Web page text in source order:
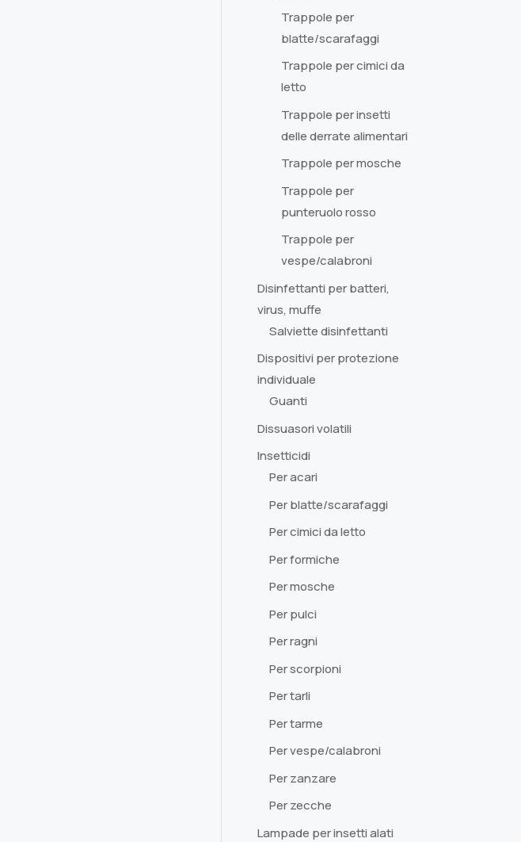
Trappole per
blatte/scarafaggi
Trappole per cimici da
letto
Trappole per insetti
delle derrate alimentari
Trappole per mosche
Trappole per
punteruolo rosso
Trappole per
vespe/calabroni
Disinfettanti per batteri,
virus, muffe
Salviette disinfettanti
Dispositivi per protezione
individuale
Guanti
Dissuasori volatili
Insetticidi
Per acari
Per blatte/scarafaggi
Per cimici da letto
Per formiche
Per mosche
Per pulci
Per ragni
Per scorpioni
Per tarli
Per tarme
Per vespe/calabroni
Per zanzare
Per zecche
Lampade per insetti alati